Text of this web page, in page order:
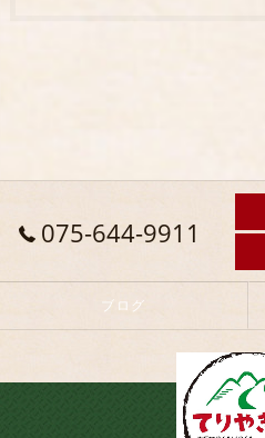
075-644-9911
ブログ